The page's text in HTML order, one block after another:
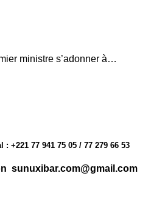
ministre s’adonner à…
+221 77 941 75 05 / 77 279 66 53
sunuxibar.com@gmail.com